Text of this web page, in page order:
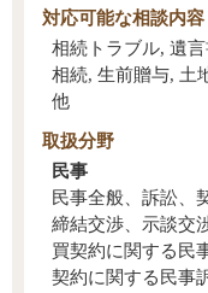
対応可能な相談内容
相続トラブル, 遺
相続, 生前贈与, 土
他
取扱分野
民事
民事全般、訴訟、
締結交渉、示談交
買契約に関する民
契約に関する民事